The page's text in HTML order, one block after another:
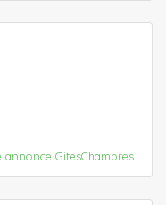
annonce GitesChambres